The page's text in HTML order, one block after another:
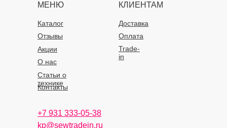
МЕНЮ КЛИЕНТАМ
Каталог
О нас
Доставка
Статьи о
технике
Оплата
Отзывы
Акции
Контакты
Trade-
in
+7 931 333-05-38
kp@sewtradein.ru